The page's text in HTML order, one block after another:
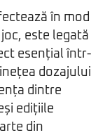
în mod
este legată
esențial într-
dozajului
dintre
edițiile
din